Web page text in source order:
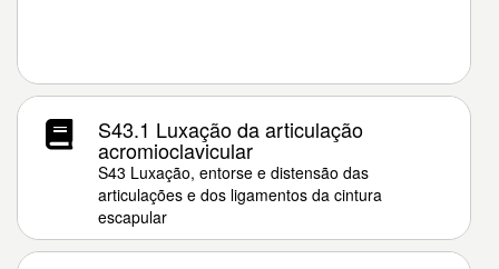
S43.1 Luxação da articulação
acromioclavicular
S43 Luxação, entorse e distensão das
articulações e dos ligamentos da cintura
escapular